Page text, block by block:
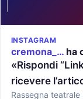
INSTAGRAM
cremona_… ha
«Rispondi
ricevere
Rassegna